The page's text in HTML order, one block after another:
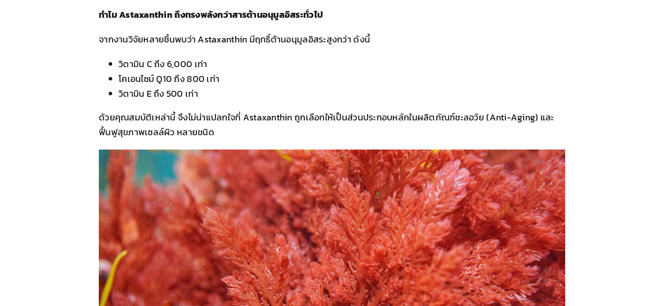
ทำไม Astaxanthin ถึงทรงพลังกว่าสารต้านอนุมูลอิสระทั่วไป
จากงานวิจัยหลายชิ้นพบว่า Astaxanthin มีฤทธิ์ต้านอนุมูลอิสระสูงกว่า ดังนี้
วิตามิน C ถึง 6,000 เท่า
โคเอนไซม์ Q10 ถึง 800 เท่า
วิตามิน E ถึง 500 เท่า
ด้วยคุณสมบัติเหล่านี้ จึงไม่น่าแปลกใจที่ Astaxanthin ถูกเลือกให้เป็นส่วนประกอบหลักในผลิตภัณฑ์ชะลอวัย (Anti-Aging) และ
ฟื้นฟูสุขภาพเซลล์ผิว หลายชนิด